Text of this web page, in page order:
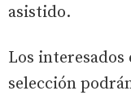
asistido.
Los
selección